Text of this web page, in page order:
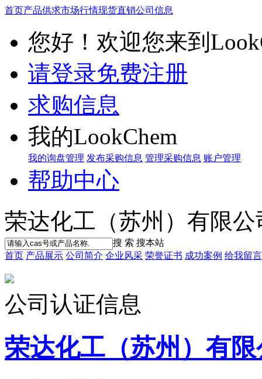
首页产品供求市场行情现货直销公司信息
您好！欢迎您来到
请登录免费注册
求购信息
我的LookChem
我的询盘管理 发布采购信息 管理采购信息 账户管理
帮助中心
荣达化工（苏州）有限公
搜 索 搜本站
首页 产品展示 公司简介 企业风采 荣誉证书 成功案例 给我留言
公司认证信息
荣达化工（苏州）有